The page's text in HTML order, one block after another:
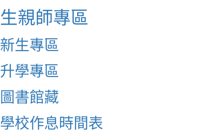
生親師專區
新生專區
升學專區
圖書館藏
學校作息時間表